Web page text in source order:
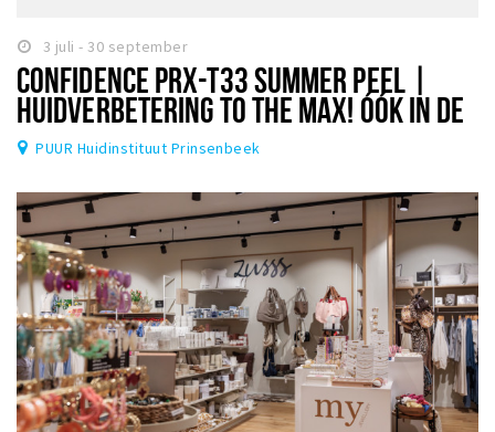
3 juli - 30 september
CONFIDENCE PRX-T33 SUMMER PEEL |
HUIDVERBETERING TO THE MAX! ÓÓK IN DE
ZOMER!
PUUR Huidinstituut Prinsenbeek